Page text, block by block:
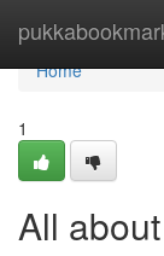
Home
Home
1
All